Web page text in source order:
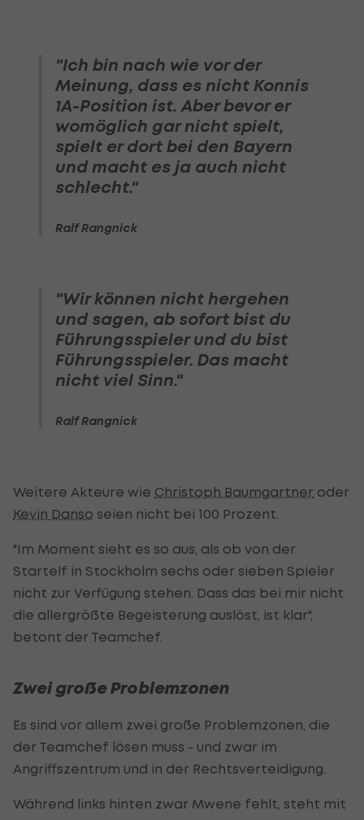
"Ich bin nach wie vor der
Meinung, dass es nicht Konnis
1A-Position ist. Aber bevor er
womöglich gar nicht spielt,
spielt er dort bei den Bayern
und macht es ja auch nicht
schlecht."
Ralf Rangnick
"Wir können nicht hergehen
und sagen, ab sofort bist du
Führungsspieler und du bist
Führungsspieler. Das macht
nicht viel Sinn."
Ralf Rangnick
Weitere Akteure wie Christoph Baumgartner oder
Kevin Danso seien nicht bei 100 Prozent.
"Im Moment sieht es so aus, als ob von der
Startelf in Stockholm sechs oder sieben Spieler
nicht zur Verfügung stehen. Dass das bei mir nicht
die allergrößte Begeisterung auslöst, ist klar",
betont der Teamchef.
Zwei große Problemzonen
Es sind vor allem zwei große Problemzonen, die
der Teamchef lösen muss - und zwar im
Angriffszentrum und in der Rechtsverteidigung.
Während links hinten zwar Mwene fehlt, steht mit